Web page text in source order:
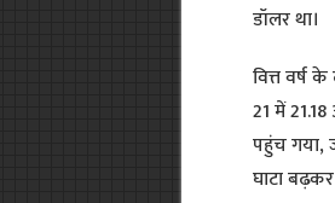
डॉलर था।
वित्त वर्ष
21 में
पहुंच गया,
घाटा